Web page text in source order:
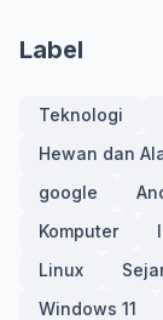
Label
Teknologi
Hewan dan
google
Komputer
Linux
Windows 11